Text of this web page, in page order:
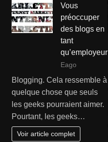
Vous
préoccuper
des blogs en
tant
qu’employeur
Eago
Blogging. Cela ressemble à
quelque chose que seuls
les geeks pourraient aimer.
Pourtant, les geeks…
Voir article complet